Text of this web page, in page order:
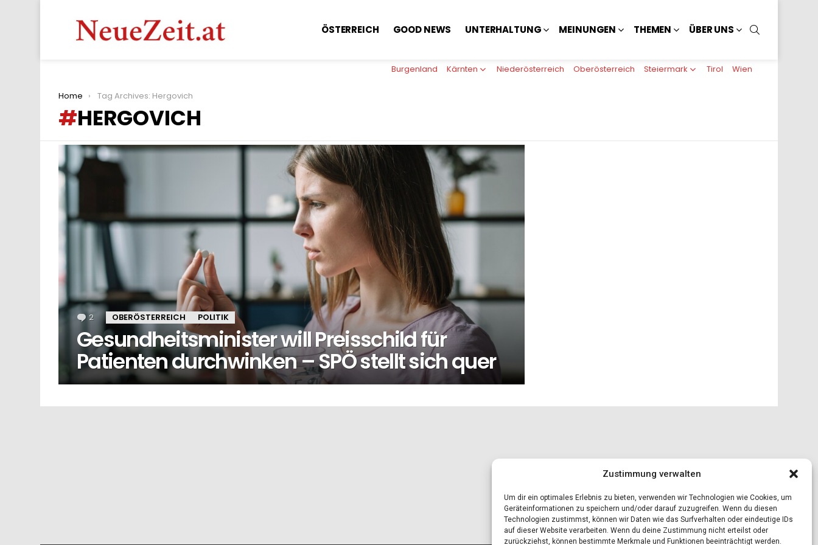
Zustimmung verwalten
Um dir ein optimales Erlebnis zu bieten, verwenden wir Technologien wie Cookies, um
Geräteinformationen zu speichern und/oder darauf zuzugreifen. Wenn du diesen
Technologien zustimmst, können wir Daten wie das Surfverhalten oder eindeutige IDs
auf dieser Website verarbeiten. Wenn du deine Zustimmung nicht erteilst oder
zurückziehst, können bestimmte Merkmale und Funktionen beeinträchtigt werden.
ÖSTERREICH GOOD NEWS UNTERHALTUNG MEINUNGEN THEMEN ÜBER UNS
Burgenland Kärnten Niederösterreich Oberösterreich Steiermark Tirol Wien
You are here:
Home Tag Archives: Hergovich
HERGOVICH
LATEST
STORIES
2 Kommentare
OBERÖSTERREICH POLITIK
Gesundheitsminister will Preisschild für
Patienten durchwinken – SPÖ stellt sich quer